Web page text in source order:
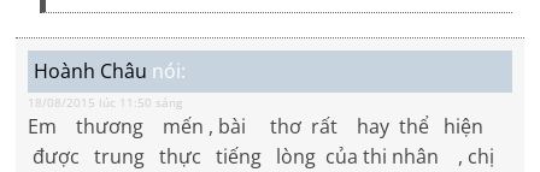
Hoành Châu nói:
18/08/2015 lúc 11:50 sáng
Em thương mến , bài thơ rất hay thể hiện
được trung thực tiếng lòng của thi nhân , chị